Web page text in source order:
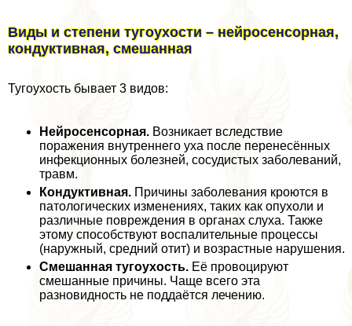
Виды и степени тугоухости – нейросенсорная,
кондуктивная, смешанная
Тугоухость бывает 3 видов:
Нейросенсорная. Возникает вследствие
поражения внутреннего уха после перенесённых
инфекционных болезней, сосудистых заболеваний,
травм.
Кондуктивная. Причины заболевания кроются в
патологических изменениях, таких как опухоли и
различные повреждения в органах слуха. Также
этому способствуют воспалительные процессы
(наружный, средний отит) и возрастные нарушения.
Смешанная тугоухость. Её провоцируют
смешанные причины. Чаще всего эта
разновидность не поддаётся лечению.